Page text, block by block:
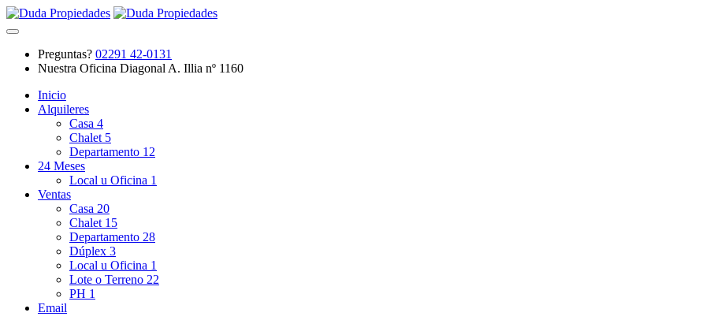
Preguntas? 02291 42-0131
Nuestra Oficina Diagonal A. Illia nº 1160
Inicio
Alquileres
Casa 4
Chalet 5
Departamento 12
24 Meses
Local u Oficina 1
Ventas
Casa 20
Chalet 15
Departamento 28
Dúplex 3
Local u Oficina 1
Lote o Terreno 22
PH 1
Email